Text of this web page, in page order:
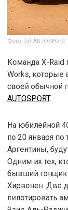
Фото: (c)
Команда X-Raid
Works, которые
своей обычной
AUTOSPORT.
На юбилейной
по 20 января по
Аргентины,
Одним их тех,
бывший гонщик
Хирвонен. Две
пилотировать